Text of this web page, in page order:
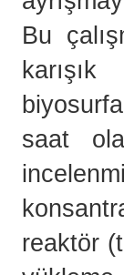
Bu
saat
reaktör